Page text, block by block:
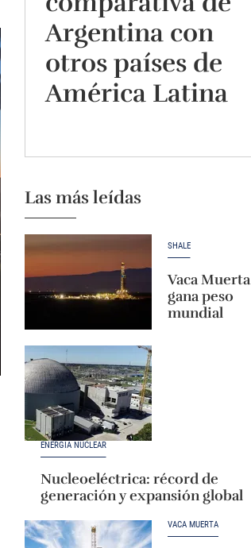
Argentina con
otros países de
América Latina
Las más leídas
SHALE
Vaca Muerta
gana peso
mundial
ENERGÍA NUCLEAR
Nucleoeléctrica: récord de
generación y expansión global
VACA MUERTA